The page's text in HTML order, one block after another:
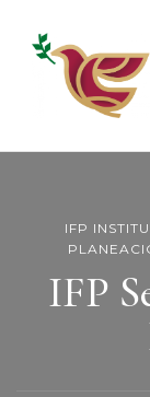
Portal Oficial
IFP
IFP